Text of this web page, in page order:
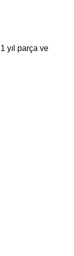
yıl parça ve